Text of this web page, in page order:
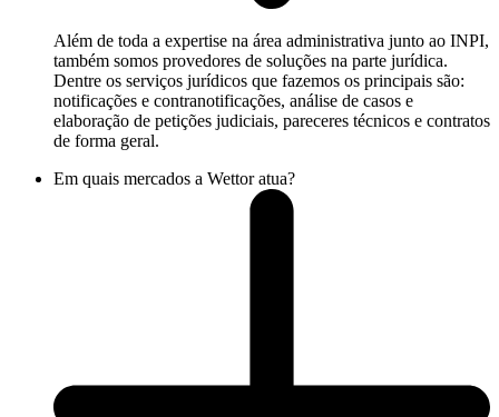
Além de toda a expertise na área administrativa junto ao INPI,
também somos provedores de soluções na parte jurídica.
Dentre os serviços jurídicos que fazemos os principais são:
notificações e contranotificações, análise de casos e
elaboração de petições judiciais, pareceres técnicos e contratos
de forma geral.
Em quais mercados a Wettor atua?